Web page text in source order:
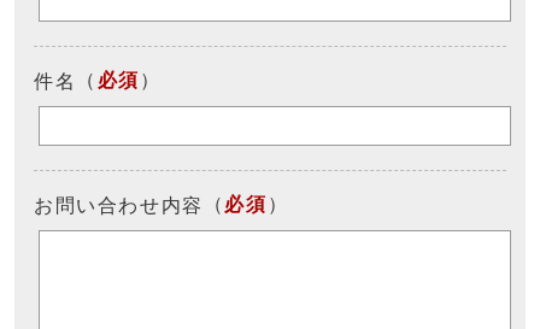
件名 （ 必須 ）
お問い合わせ内容 （ 必須 ）